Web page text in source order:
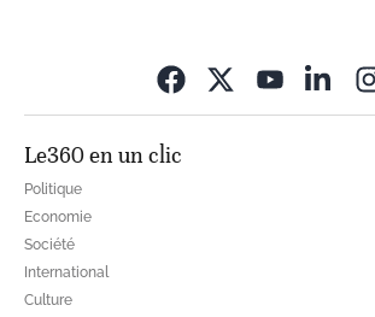
Le360 en un clic
Politique
Economie
Société
International
Culture